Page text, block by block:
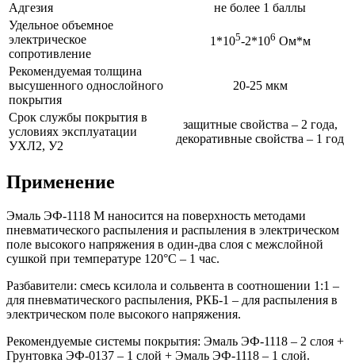
Адгезия
не более 1 баллы
Удельное объемное
электрическое
сопротивление
1*105-2*106 Ом*м
Рекомендуемая толщина
высушенного однослойного
покрытия
20-25 мкм
Срок службы покрытия в
условиях эксплуатации
УХЛ2, У2
защитные свойства – 2 года,
декоративные свойства – 1 год
Применение
Эмаль ЭФ-1118 М наносится на поверхность методами
пневматического распыления и распыления в электрическом
поле высокого напряжения в один-два слоя с межслойной
сушкой при температуре 120°С – 1 час.
Разбавители: смесь ксилола и сольвента в соотношении 1:1 –
для пневматического распыления, РКБ-1 – для распыления в
электрическом поле высокого напряжения.
Рекомендуемые системы покрытия: Эмаль ЭФ-1118 – 2 слоя +
Грунтовка ЭФ-0137 – 1 слой + Эмаль ЭФ-1118 – 1 слой.